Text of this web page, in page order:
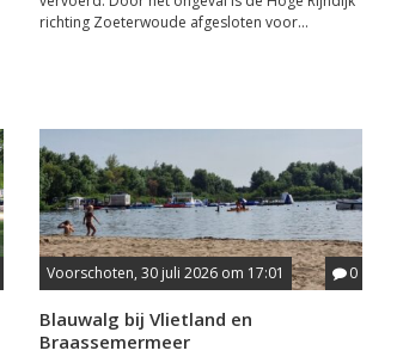
richting Zoeterwoude afgesloten voor...
Voorschoten, 30 juli 2026 om 17:01 0
Blauwalg bij Vlietland en
Braassemermeer